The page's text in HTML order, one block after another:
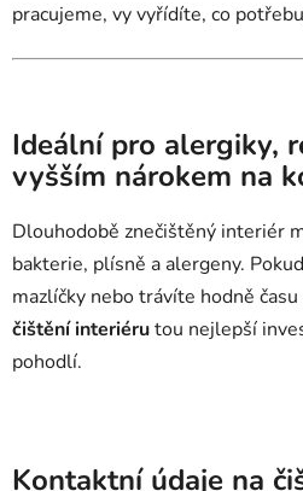
pracujeme, vy vyřídíte, co
Ideální pro alergiky,
vyšším nárokem na
Dlouhodobě znečištěný interiér
bakterie, plísně a alergeny.
mazlíčky nebo trávíte hodně času
čištění interiérutou nejlepší
pohodlí.
Kontaktní údaje na